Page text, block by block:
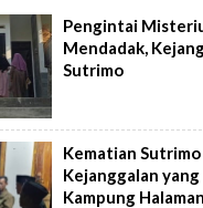
Pengintai
Mendadak,
Sutrimo
Kematian Sutrimo
Kejanggalan
Kampung Halaman